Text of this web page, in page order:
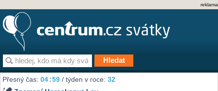
reklama
Přesný čas:04 59 / týden v roce:32